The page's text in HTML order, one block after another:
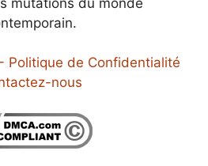
Politique de Confidentialité
nous